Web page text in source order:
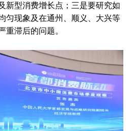
新型消费增长点；三是要研究如
匀现象及在通州、顺义、大兴等
重滞后的问题。